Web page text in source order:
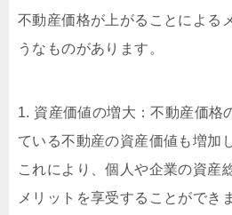
不動産価格が上がることによる
うなものがあります。
1. 資産価値の増大：不動産価格
ている不動産の資産価値も増加
これにより、個人や企業の資産
メリットを享受することができ